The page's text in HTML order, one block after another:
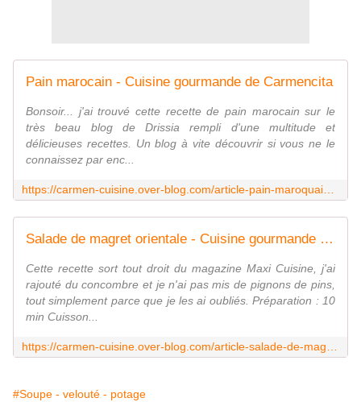
Pain marocain - Cuisine gourmande de Carmencita
Bonsoir... j'ai trouvé cette recette de pain marocain sur le
très beau blog de Drissia rempli d'une multitude et
délicieuses recettes. Un blog à vite découvrir si vous ne le
connaissez par enc...
Salade de magret orientale - Cuisine gourmande de Carmencita
Cette recette sort tout droit du magazine Maxi Cuisine, j'ai
rajouté du concombre et je n'ai pas mis de pignons de pins,
tout simplement parce que je les ai oubliés. Préparation : 10
min Cuisson...
#Soupe - velouté - potage